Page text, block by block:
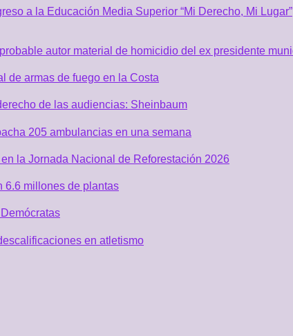
a la Educación Media Superior “Mi Derecho, Mi
autor material de homicidio del ex presidente
de armas de fuego en la Costa
de las audiencias: Sheinbaum
205 ambulancias en una semana
la Jornada Nacional de Reforestación 2026
6.6 millones de plantas
en atletismo